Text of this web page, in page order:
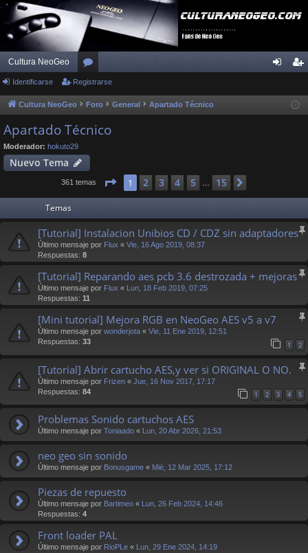
Cultura NeoGeo
or
os ist
Identificarse Registrarse
Cultura NeoGeo Foro General Apartado Técnico
Apartado Técnico
Moderador: hokuto29
Nuevo Tema
361 temas Página de 15
1 2 3 4 5 … 15
Temas
[Tutorial] Instalacion Unibios CD / CDZ sin adaptadores
Último mensaje por Flux « Vie, 16 Ago 2019, 08:37
Respuestas: 8
[Tutorial] Reparando aes pcb 3.6 destrozada + mejoras
Último mensaje por Flux « Lun, 18 Feb 2019, 07:25
Respuestas: 11
[Mini tutorial] Mejora RGB en NeoGeo AES v5 a v7
Último mensaje por wonderjota « Vie, 11 Ene 2019, 12:51
Respuestas: 33 1 2
[Tutorial] Abrir cartucho AES,y ver si ORIGINAL O NO.
Último mensaje por Frizen « Jue, 16 Nov 2017, 17:17
Respuestas: 84 1 2 3 4 5
Problemas Sonido cartuchos AES
Último mensaje por Toniaado « Lun, 20 Abr 2026, 21:53
neo geo sin sonido
Último mensaje por Bonusgame « Mié, 12 Mar 2025, 17:12
Piezas de repuesto
Último mensaje por Bartimeo « Lun, 26 Feb 2024, 14:46
Respuestas: 4
Front loader PAL
Último mensaje por RioPLe « Lun, 29 Ene 2024, 14:19